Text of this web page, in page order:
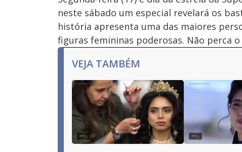
neste sábado um especial revelará os
história apresenta uma das maiores
figuras femininas poderosas. Não perca
VEJA TAMBÉM